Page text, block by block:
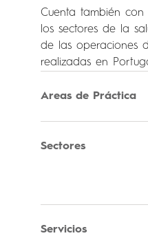
Cuenta también
los sectores de la
de las operaciones
realizadas en
Areas de Práctica
Sectores
Servicios